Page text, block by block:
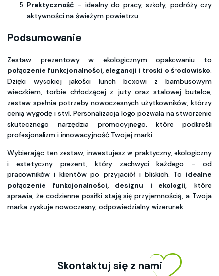
Praktyczność – idealny do pracy, szkoły, podróży czy
aktywności na świeżym powietrzu.
Podsumowanie
Zestaw prezentowy w ekologicznym opakowaniu to
połączenie funkcjonalności, elegancji i troski o środowisko.
Dzięki wysokiej jakości lunch boxowi z bambusowym
wieczkiem, torbie chłodzącej z juty oraz stalowej butelce,
zestaw spełnia potrzeby nowoczesnych użytkowników, którzy
cenią wygodę i styl. Personalizacja logo pozwala na stworzenie
skutecznego narzędzia promocyjnego, które podkreśli
profesjonalizm i innowacyjność Twojej marki.
Wybierając ten zestaw, inwestujesz w praktyczny, ekologiczny
i estetyczny prezent, który zachwyci każdego – od
pracowników i klientów po przyjaciół i bliskich. To idealne
połączenie funkcjonalności, designu i ekologii , które
sprawia, że codzienne posiłki stają się przyjemnością, a Twoja
marka zyskuje nowoczesny, odpowiedzialny wizerunek.
Skontaktuj się z nami